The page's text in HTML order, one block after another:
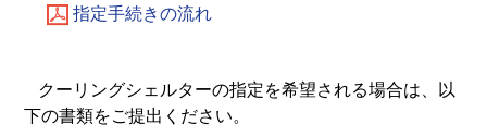
指定手続きの流れ
クーリングシェルターの指定を希望される場合は、以
下の書類をご提出ください。